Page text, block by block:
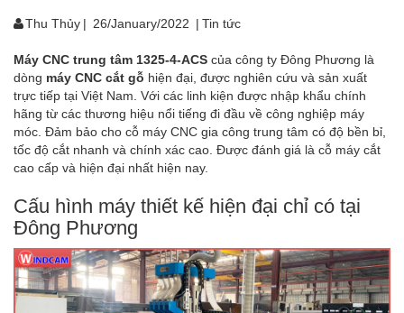
Thu Thủy | 26/January/2022 | Tin tức
Máy CNC trung tâm 1325-4-ACS của công ty Đông Phương là
dòng máy CNC cắt gỗ hiện đại, được nghiên cứu và sản xuất
trực tiếp tại Việt Nam. Với các linh kiện được nhập khẩu chính
hãng từ các thương hiệu nổi tiếng đi đầu về công nghiệp máy
móc. Đảm bảo cho cỗ máy CNC gia công trung tâm có độ bền bỉ,
tốc độ cắt nhanh và chính xác cao. Được đánh giá là cỗ máy cắt
cao cấp và hiện đại nhất hiện nay.
Cấu hình máy thiết kế hiện đại chỉ có tại
Đông Phương